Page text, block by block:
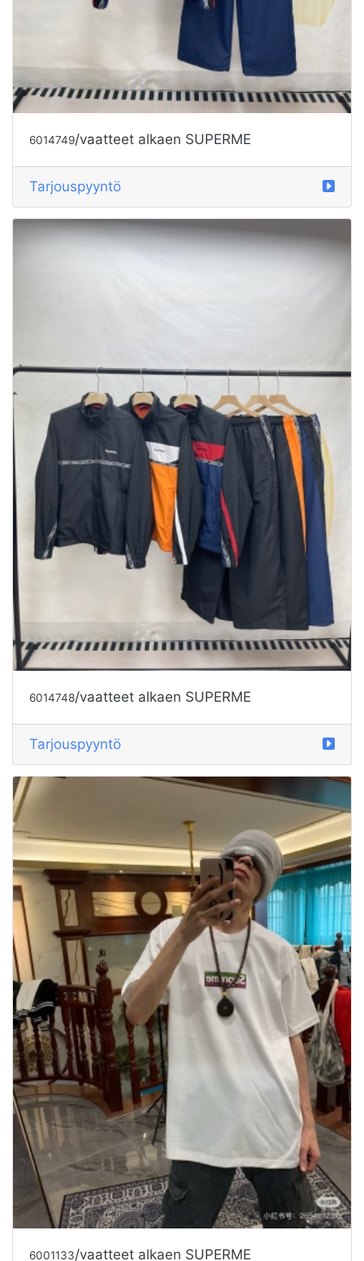
6014749/vaatteet alkaen SUPERME
Tarjouspyyntö
6014748/vaatteet alkaen SUPERME
Tarjouspyyntö
6001133/vaatteet alkaen SUPERME